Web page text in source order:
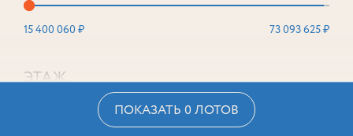
15 400 060 ₽ 73 093 625 ₽
ЭТАЖ
ПОКАЗАТЬ 0 ЛОТОВ